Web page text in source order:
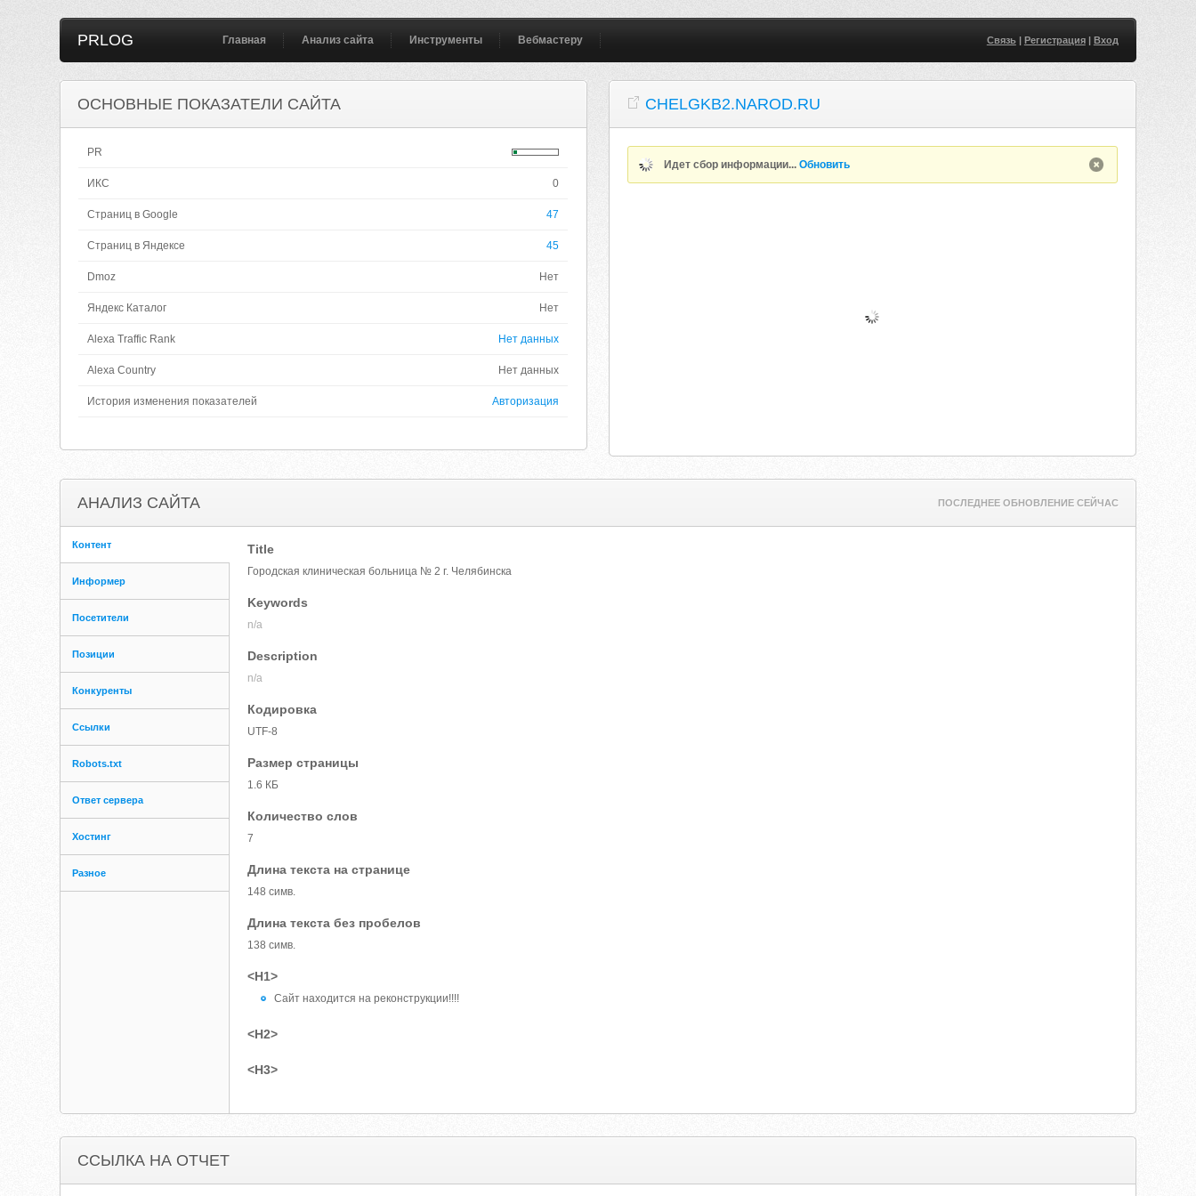
PRLOG Главная Анализ сайта Инструменты Вебмастеру Связь| Регистрация| Вход
ОСНОВНЫЕ ПОКАЗАТЕЛИ САЙТА
PR
ИКС 0
Страниц в Google 47
Страниц в Яндексе 45
Dmoz Нет
Яндекс Каталог Нет
Alexa Traffic Rank Нет данных
Alexa Country Нет данных
История изменения показателей Авторизация
CHELGKB2.NAROD.RU
Идет сбор информации...Обновить
АНАЛИЗ САЙТА ПОСЛЕДНЕЕ ОБНОВЛЕНИЕ СЕЙЧАС
Контент
Информер
Посетители
Позиции
Конкуренты
Ссылки
Robots.txt
Ответ сервера
Хостинг
Разное
Title
Городская клиническая больница № 2 г. Челябинска
Keywords
n/a
Description
n/a
Кодировка
UTF-8
Размер страницы
1.6 КБ
Количество слов
7
Длина текста на странице
148 симв.
Длина текста без пробелов
138 симв.
<H1>
Сайт находится на реконструкции!!!!
<H2>
<H3>
ССЫЛКА НА ОТЧЕТ